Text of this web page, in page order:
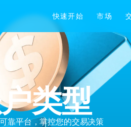
类型
靠平台，掌控您的交易决策